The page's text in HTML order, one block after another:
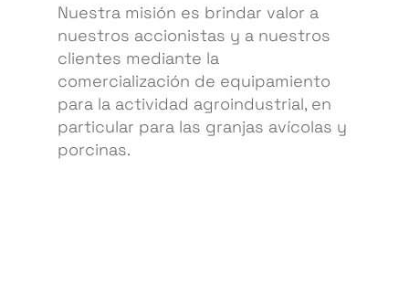
Nuestra misión es brindar valor a
nuestros accionistas y a nuestros
clientes mediante la
comercialización de equipamiento
para la actividad agroindustrial, en
particular para las granjas avícolas y
porcinas.